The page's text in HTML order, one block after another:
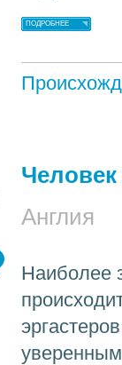
ПОДРОБНЕЕ
Человек
Англия
Наиболее